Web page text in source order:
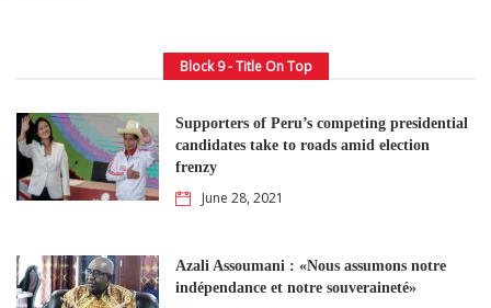
Block 9 - Title On Top
Supporters of Peru’s competing presidential
candidates take to roads amid election
frenzy
June 28, 2021
Azali Assoumani : «Nous assumons notre
indépendance et notre souveraineté»